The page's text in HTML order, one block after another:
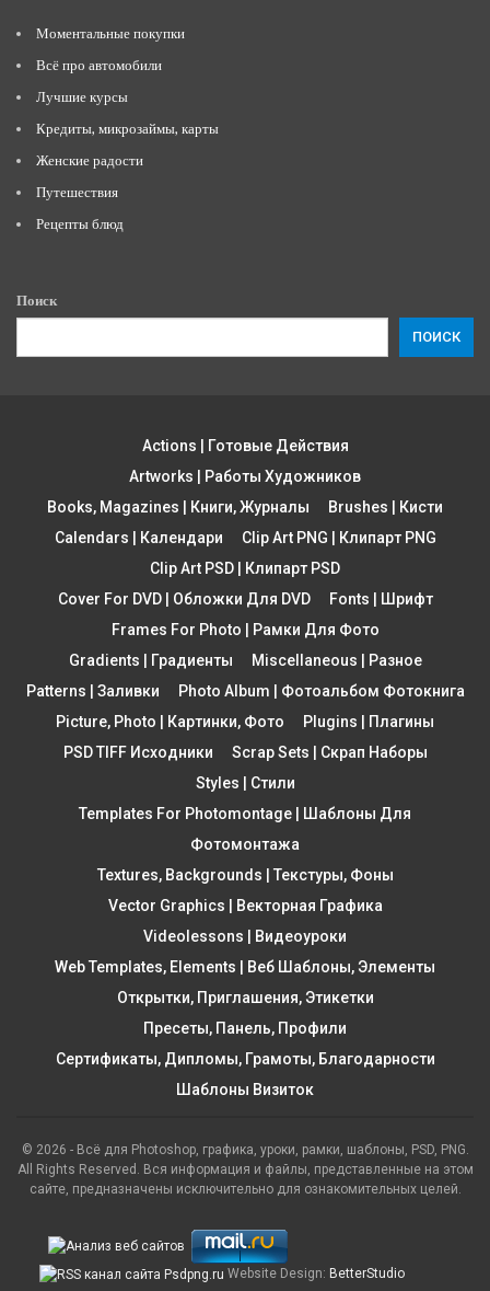
Моментальные покупки
Всё про автомобили
Лучшие курсы
Кредиты, микрозаймы, карты
Женские радости
Путешествия
Рецепты блюд
Поиск
ПОИСК
Actions | Готовые Действия
Artworks | Работы Художников
Books, Magazines | Книги, Журналы
Brushes | Кисти
Calendars | Календари
Clip Art PNG | Клипарт PNG
Clip Art PSD | Клипарт PSD
Cover For DVD | Обложки Для DVD
Fonts | Шрифт
Frames For Photo | Рамки Для Фото
Gradients | Градиенты
Miscellaneous | Разное
Patterns | Заливки
Photo Album | Фотоальбом Фотокнига
Picture, Photo | Картинки, Фото
Plugins | Плагины
PSD TIFF Исходники
Scrap Sets | Скрап Наборы
Styles | Стили
Templates For Photomontage | Шаблоны Для
Фотомонтажа
Textures, Backgrounds | Текстуры, Фоны
Vector Graphics | Векторная Графика
Videolessons | Видеоуроки
Web Templates, Elements | Веб Шаблоны, Элементы
Открытки, Приглашения, Этикетки
Пресеты, Панель, Профили
Сертификаты, Дипломы, Грамоты, Благодарности
Шаблоны Визиток
© 2026 - Всё для Photoshop, графика, уроки, рамки, шаблоны, PSD, PNG.
All Rights Reserved. Вся информация и файлы, представленные на этом
сайте, предназначены исключительно для ознакомительных целей.
Website Design: BetterStudio